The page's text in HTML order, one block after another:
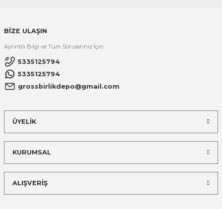
BİZE ULAŞIN
Ayrıntılı Bilgi ve Tüm Sorularınız İçin
5335125794
5335125794
grossbirlikdepo@gmail.com
ÜYELİK
KURUMSAL
ALIŞVERİŞ